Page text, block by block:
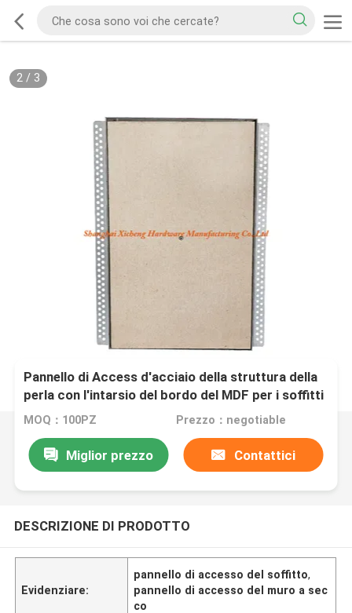
2/ 3
Pannello di Access d'acciaio della struttura della
perla con l'intarsio del bordo del MDF per i soffitti
e le pareti
MOQ：100PZ Prezzo：negotiable
Miglior prezzo Contattici
DESCRIZIONE DI PRODOTTO
Evidenziare:
pannello di accesso del soffitto,
pannello di accesso del muro a sec
co